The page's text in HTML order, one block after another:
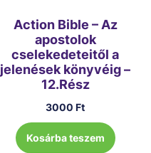
Action Bible – Az
apostolok
cselekedeteitől a
jelenések könyvéig –
12.Rész
3000Ft
Kosárba teszem